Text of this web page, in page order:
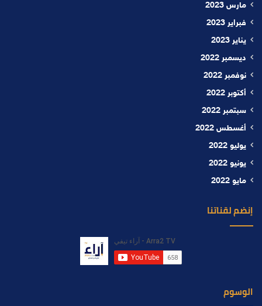
مارس 2023
فبراير 2023
يناير 2023
ديسمبر 2022
نوفمبر 2022
أكتوبر 2022
سبتمبر 2022
أغسطس 2022
يوليو 2022
يونيو 2022
مايو 2022
إنضم لقناتنا
الوسوم